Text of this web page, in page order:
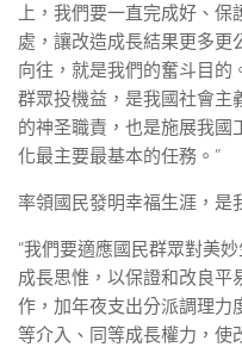
上，我們要一直完成好、
處，讓改造成長結果更多更
向往，就是我們的奮斗目的
群眾投機益，是我國社會主
的神圣職責，也是施展我國
化最主要最基本的任務。”
率領國民發明幸福生涯，是
“我們要適應國民群眾對美
成長思惟，以保證和改良平
作，加年夜支出分派調理力
等介入、同等成長權力，使